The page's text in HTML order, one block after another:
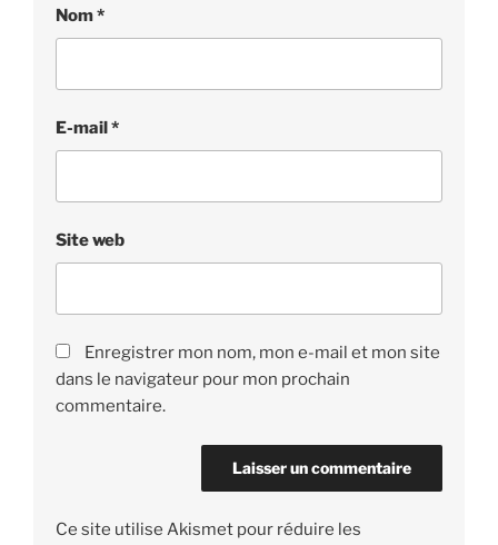
Nom*
E-mail *
Site web
Enregistrer mon nom, mon e-mail et mon site
dans le navigateur pour mon prochain
commentaire.
Ce site utilise Akismet pour réduire les